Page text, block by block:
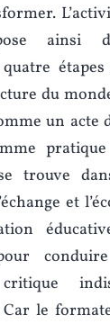
ainsi
quatre
du
un
trouve
et
critique
Car le